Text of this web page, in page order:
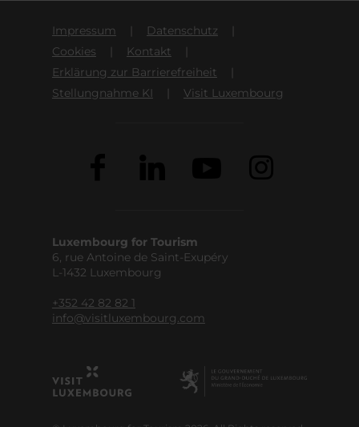
Impressum
Datenschutz
Cookies
Kontakt
Erklärung zur Barrierefreiheit
Stellungnahme KI
Visit Luxembourg
Luxembourg for Tourism
6, rue Antoine de Saint-Exupéry
L-1432 Luxembourg
+352 42 82 82 1
info@visitluxembourg.com